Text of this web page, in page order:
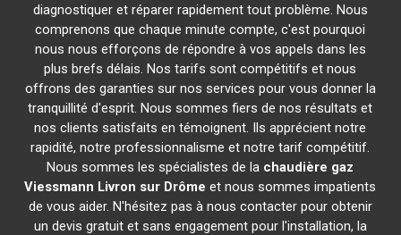
diagnostiquer et réparer rapidement tout problème. Nous
comprenons que chaque minute compte, c'est pourquoi
nous nous efforçons de répondre à vos appels dans les
plus brefs délais. Nos tarifs sont compétitifs et nous
offrons des garanties sur nos services pour vous donner la
tranquillité d'esprit. Nous sommes fiers de nos résultats et
nos clients satisfaits en témoignent. Ils apprécient notre
rapidité, notre professionnalisme et notre tarif compétitif.
Nous sommes les spécialistes de la chaudière gaz
Viessmann Livron sur Drôme et nous sommes impatients
de vous aider. N'hésitez pas à nous contacter pour obtenir
un devis gratuit et sans engagement pour l'installation, la